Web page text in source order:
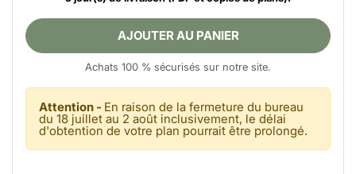
AJOUTER AU PANIER
Achats 100 % sécurisés sur notre site.
Attention - En raison de la fermeture du bureau
du 18 juillet au 2 août inclusivement, le délai
d'obtention de votre plan pourrait être prolongé.